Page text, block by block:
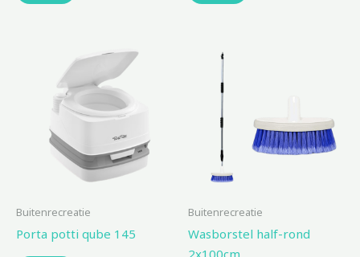
Buitenrecreatie
Porta potti qube 145
Buitenrecreatie
Wasborstel half-rond
2x100cm